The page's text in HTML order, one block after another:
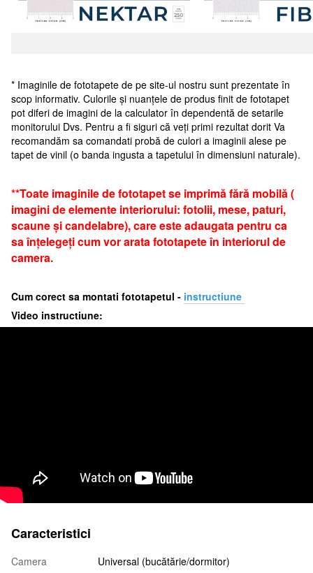
* Imaginile de fototapete de pe site-ul nostru sunt prezentate în
scop informativ. Culorile și nuanțele de produs finit de fototapet
pot diferi de imagini de la calculator în dependentă de setarile
monitorului Dvs. Pentru a fi siguri că veți primi rezultat dorit Va
recomandăm sa comandati probă de culori a imaginii alese pe
tapet de vinil (o banda ingusta a tapetului în dimensiuni naturale).
**Toate imaginile de fototapet se imprimă fără mobilă (
imagini de elemente interiorului: fotolii, mese, paturi,
scaune și candelabre), care este adaugata pentru ca
sa înțelegeți cum vor arata fototapete în interiorul de
camera.
Cum corect sa montati fototapetul - instructiune
Video instructiune:
Caracteristici
Camera Universal (bucătărie/dormitor)